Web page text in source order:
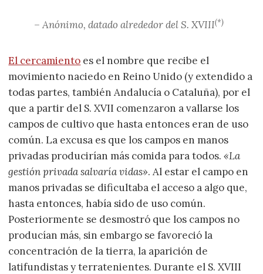
– Anónimo, datado alrededor del S. XVIII(*)
El cercamiento es el nombre que recibe el
movimiento naciedo en Reino Unido (y extendido a
todas partes, también Andalucía o Cataluña), por el
que a partir del S. XVII comenzaron a vallarse los
campos de cultivo que hasta entonces eran de uso
común. La excusa es que los campos en manos
privadas producirían más comida para todos.«La
gestión privada salvaría vidas». Al estar el campo en
manos privadas se dificultaba el acceso a algo que,
hasta entonces, había sido de uso común.
Posteriormente se desmostró que los campos no
producían más, sin embargo se favoreció la
concentración de la tierra, la aparición de
latifundistas y terratenientes. Durante el S. XVIII